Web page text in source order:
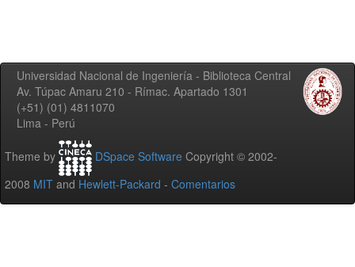
Universidad Nacional de Ingeniería - Biblioteca Central
Av. Túpac Amaru 210 - Rímac. Apartado 1301
(+51) (01) 4811070
Lima - Perú
Theme by DSpace Software Copyright © 2002-
2008 MIT and Hewlett-Packard - Comentarios